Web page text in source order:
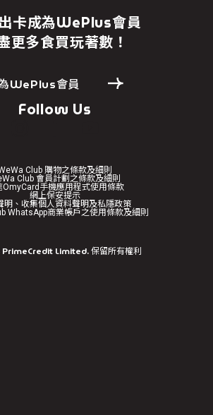
卡成為WePlus會員
更多食買玩著數！
WePlus會員
Follow Us
Club 購物之條款及細則
Club 會員計劃之條款及細則
OmyCard手機應用程式使用條款
網上保安提示
明、收集個人資料聲明及私隱政策
WhatsApp商業帳戶之使用條款及細則
PrimeCredit Limited. 保留所有權利